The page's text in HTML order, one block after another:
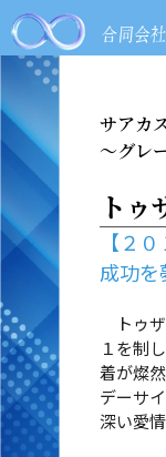
サアカ
～グレ
トゥ
【２
成功を
トゥザ
１を制
着が燦
デーサ
深い愛